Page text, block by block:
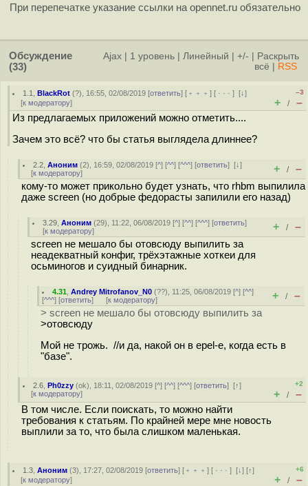
При перепечатке указание ссылки на opennet.ru обязательно
Обсуждение
(33)
Ajax 1 уровень Линейный +/-
Раскрыть
всё
RSS
1.1 ,BlackRot (?), 16:55, 02/08/2019 [ответить] [ ﹢﹢﹢] [ · · ·][↓]
[к модератору]
–3
+ / –
Из предлагаемых приложений можно отметить....
Зачем это всё? что бы статья выглядела длиннее?
2.2 ,Аноним (2), 16:59, 02/08/2019 [^] [^^] [^^^] [ответить][↓]
[к модератору] + / –
кому-то может прикольно будет узнать, что rhbm выпилила
даже screen (но добрые федорасты запилили его назад)
3.29 ,Аноним (29), 11:22, 06/08/2019 [^] [^^] [^^^] [ответить]
[к модератору] + / –
screen не мешало бы отовсюду выпилить за
неадекватный конфиг, трёхэтажные хоткеи для
осьминогов и суидный бинарник.
4.31 ,Andrey Mitrofanov_N0 (??), 11:25, 06/08/2019 [^] [^^]
[^^^] [ответить] [к модератору] + / –
> screen не мешало бы отовсюду выпилить за
>отовсюду
Мой не трожь. //и да, накой он в epel-е, когда есть в
"базе".
2.6 ,Ph0zzy (ok), 18:11, 02/08/2019 [^] [^^] [^^^] [ответить][↑]
[к модератору]
+2
+ / –
В том числе. Если поискать, то можно найти
требования к статьям. По крайней мере мне новость
выплили за то, что была слишком маленькая.
1.3 ,Аноним (3), 17:27, 02/08/2019 [ответить] [ ﹢﹢﹢] [ · · ·][↓] [↑]
[к модератору]
+6
+ / –